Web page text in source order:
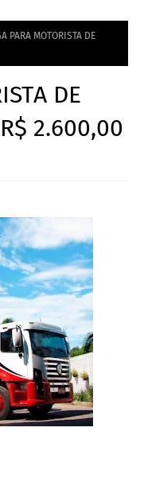
PARA MOTORISTA DE
DE
2.600,00